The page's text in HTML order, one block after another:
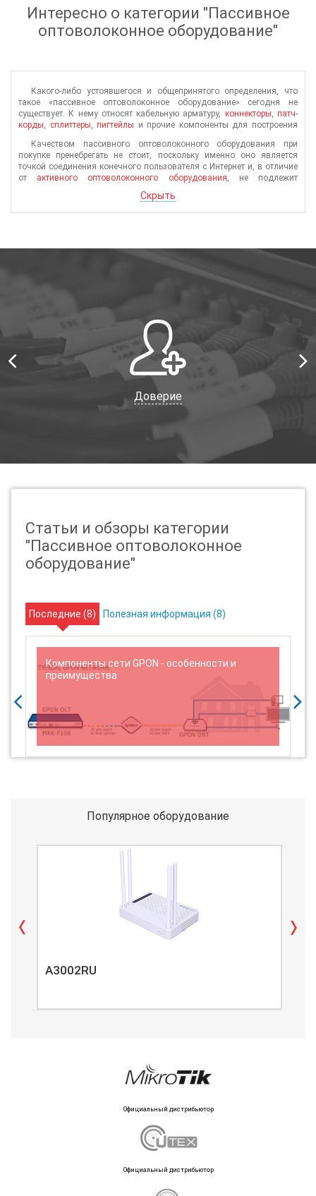
Интересно о категории " Пассивное
оптоволоконное оборудование"
Какого-либо устоявшегося и общепринятого определения, что
такое «пассивное оптоволоконное оборудование» сегодня не
существует. К нему относят кабельную арматуру, коннекторы ,патч-
корды
сплиттеры ,пигтейлы и прочие компоненты для построения
электричество. По сути, пассивное оптоволоконное оборудование —
это оборудование, главная функция которого заключается в
поддержании бесперебойной передачи сигнала.
Качеством пассивного оптоволоконного оборудования при
покупке пренебрегать не стоит, поскольку именно оно является
точкой соединения конечного пользователя с Интернет и, в отличие
от активного оптоволоконного оборудования , не подлежит
следует подбирать подходящий и уникальный патч-корд, на
двух концах которого находятся специальные разъемы —
Скрыть
Доверие
Статьи и обзоры категории
"Пассивное оптоволоконное
оборудование"
Последние (8) Полезная информация (8)
Компоненты сети GPON - особенности и
преимущества
Популярное оборудование
A3002RU
Официальный дистрибьютор
Официальный дистрибьютор